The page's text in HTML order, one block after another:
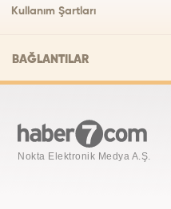
Kullanım Şartları
BAĞLANTILAR
Nokta Elektronik Medya A.Ş.